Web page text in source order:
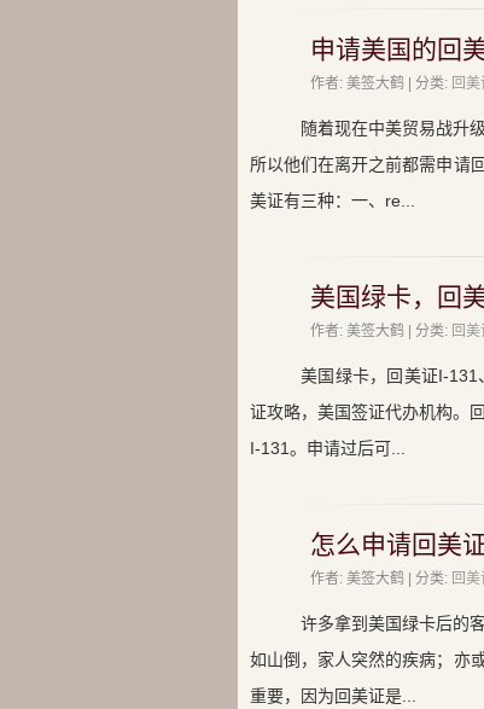
申请美国的回
作者: 美签大鹤 | 分类: 回
随着现在中美贸易战升
所以他们在离开之前都需申请
美证有三种：一、re...
美国绿卡，回
作者: 美签大鹤 | 分类: 回
美国绿卡，回美证I-
证攻略，美国签证代办机构。
I-131。申请过后可...
怎么申请回美
作者: 美签大鹤 | 分类: 回
许多拿到美国绿卡后的
如山倒，家人突然的疾病；亦
重要，因为回美证是...